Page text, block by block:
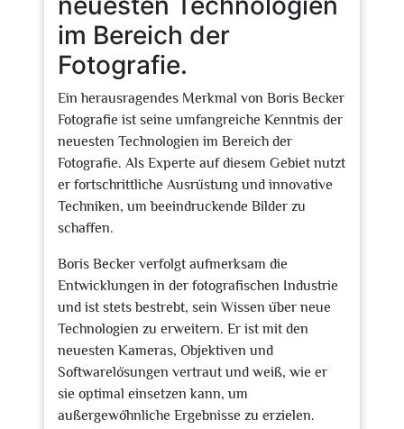
im Bereich der
Fotografie.
Ein herausragendes Merkmal von Boris Becker
Fotografie ist seine umfangreiche Kenntnis der
neuesten Technologien im Bereich der
Fotografie. Als Experte auf diesem Gebiet nutzt
er fortschrittliche Ausrüstung und innovative
Techniken, um beeindruckende Bilder zu
schaffen.
Boris Becker verfolgt aufmerksam die
Entwicklungen in der fotografischen Industrie
und ist stets bestrebt, sein Wissen über neue
Technologien zu erweitern. Er ist mit den
neuesten Kameras, Objektiven und
Softwarelösungen vertraut und weiß, wie er
sie optimal einsetzen kann, um
außergewöhnliche Ergebnisse zu erzielen.